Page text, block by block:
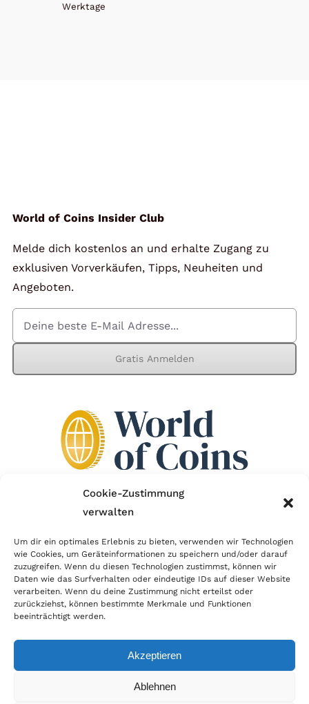
Cookie-Zustimmung
verwalten
Um dir ein optimales Erlebnis zu bieten, verwenden wir Technologien
wie Cookies, um Geräteinformationen zu speichern und/oder darauf
zuzugreifen. Wenn du diesen Technologien zustimmst, können wir
Daten wie das Surfverhalten oder eindeutige IDs auf dieser Website
verarbeiten. Wenn du deine Zustimmung nicht erteilst oder
zurückziehst, können bestimmte Merkmale und Funktionen
beeinträchtigt werden.
Akzeptieren
Ablehnen
Werktage
World of Coins Insider Club
Melde dich kostenlos an und erhalte Zugang zu
exklusiven Vorverkäufen, Tipps, Neuheiten und
Angeboten.
Gratis Anmelden
Der Händlerbund setzt sich für sicheren und
erfolgreichen E-Commerce ein. Auch wir sind wie
viele Onlineshops im Netz Mitglied im Händlerbund
und unterstützen fairen Onlinehandel.